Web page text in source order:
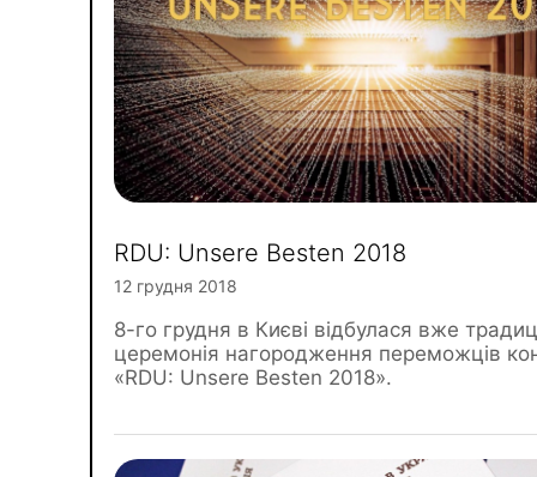
RDU: Unsere Besten 2018
12 грудня 2018
8-го грудня в Києві відбулася вже
церемонія нагородження переможців
«RDU: Unsere Besten 2018».